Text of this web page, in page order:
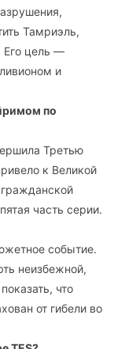
Тамриэль,
Его цель —
и
по
Третью
к Великой
часть серии.
событие.
неизбежной,
что
от гибели во